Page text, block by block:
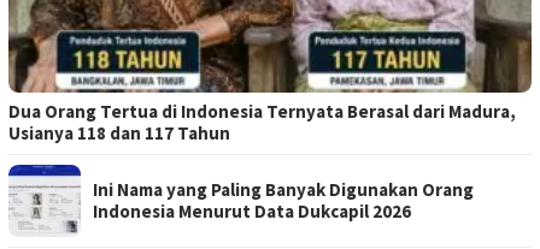
Dua Orang Tertua di Indonesia Ternyata Berasal dari Madura,
Usianya 118 dan 117 Tahun
Ini Nama yang Paling Banyak Digunakan Orang
Indonesia Menurut Data Dukcapil 2026